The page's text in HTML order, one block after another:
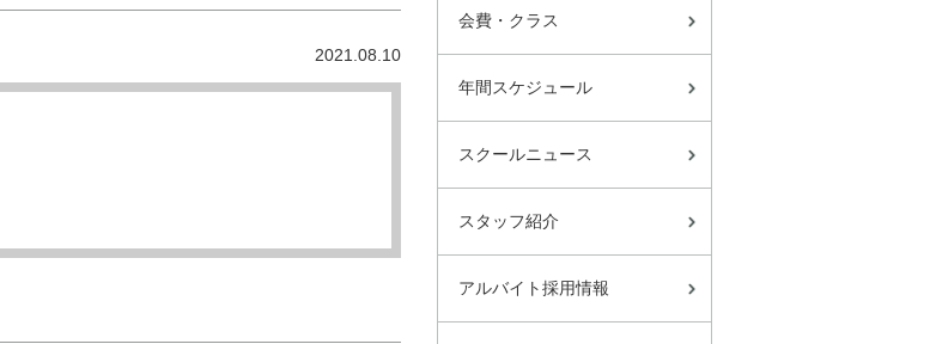
2021.08.10
会費・クラス
年間スケジュール
スクールニュース
スタッフ紹介
アルバイト採用情報